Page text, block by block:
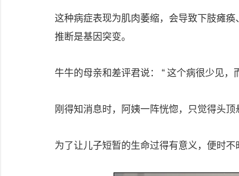
这种病症表现为肌肉萎缩，会导致下肢瘫
推断是基因突变。
牛牛的母亲和差评君说： “ 这个病很少见
刚得知消息时，阿姨一阵恍惚，只觉得头
为了让儿子短暂的生命过得有意义，便时